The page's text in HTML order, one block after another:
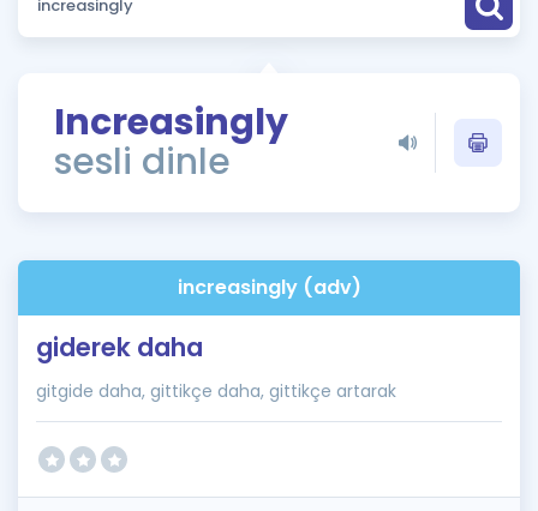
Puan Hesaplama
ÖSYM Sınav Takvimi
Kampanyalar
İngilizce Gramer
Increasingly
sesli dinle
increasingly (adv)
giderek daha
gitgide daha, gittikçe daha, gittikçe artarak